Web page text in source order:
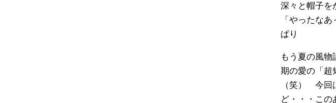
深々と帽子を
「やったな
ぱり
もう夏の風
期の愛の「超
（笑） 今回
ど・・・この